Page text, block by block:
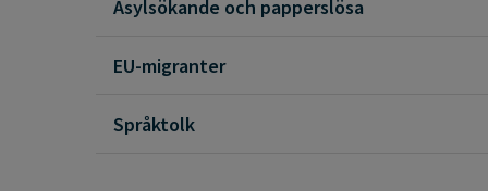
Asylsökande och papperslösa
EU-migranter
Språktolk